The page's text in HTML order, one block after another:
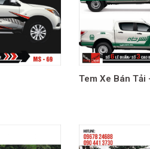
Tem Xe Bán Tải